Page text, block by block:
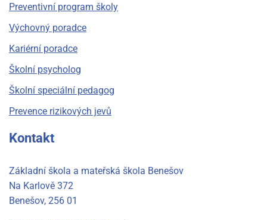
Preventivní program školy
Výchovný poradce
Kariérní poradce
Školní psycholog
Školní speciální pedagog
Prevence rizikových jevů
Kontakt
Základní škola a mateřská škola Benešov
Na Karlově 372
Benešov, 256 01